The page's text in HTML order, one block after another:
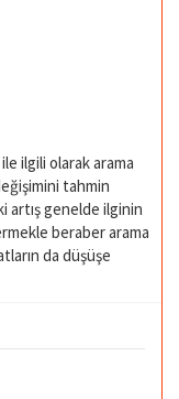
ilgili olarak arama
tahmin
artış genelde ilginin
beraber arama
da düşüşe